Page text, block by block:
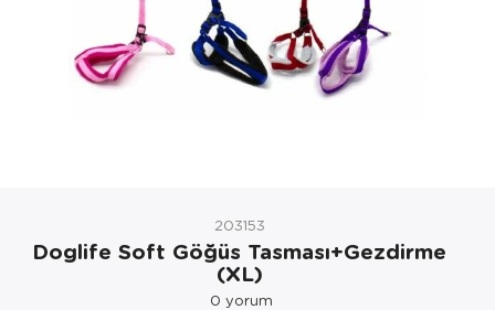
203153
Doglife Soft Göğüs Tasması+Gezdirme
(XL)
0 yorum